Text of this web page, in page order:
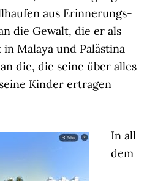
aus Erinnerungs-
die Gewalt, die er als
Malaya und Palästina
die, die seine über alles
Kinder ertragen
In all
dem